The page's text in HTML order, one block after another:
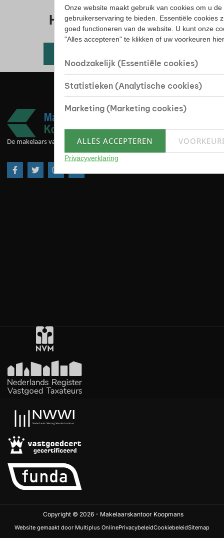
Huis kopen? Bekijk ons
woningaanbod
De makelaars van goede huize
Copyright © 2026 - Makelaarskantoor Koopmans
Website gemaakt door Multiplus OnlinePrivacybeleidCookiebeleidSitemap
Onze website maakt gebruik van cookies om u
gebruikerservaring te bieden. Essentiële cookies
goed functioneren van de website. U kunt onze
"Alles accepteren" te klikken of uw voorkeuren
Noodzakelijk (Essentiële cookies)
Statistieken (Analytische cookies)
Marketing (Marketing cookies)
ALLES ACCEPTEREN
Privacyverklaring